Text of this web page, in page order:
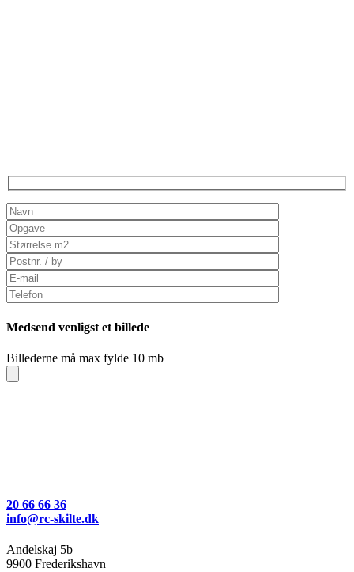
Medsend venligst et billede
Billederne må max fylde 10 mb
20 66 66 36
info@rc-skilte.dk
Andelskaj 5b
9900 Frederikshavn